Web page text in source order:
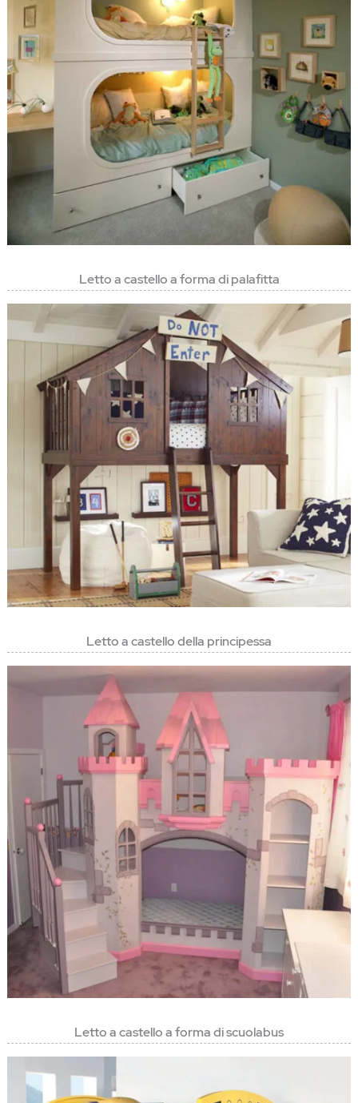
Letto a castello a forma di palafitta
Letto a castello della principessa
Letto a castello a forma di scuolabus